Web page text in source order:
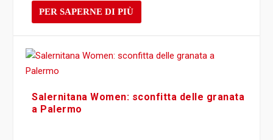
PER SAPERNE DI PIÙ
Salernitana Women: sconfitta delle granata
a Palermo